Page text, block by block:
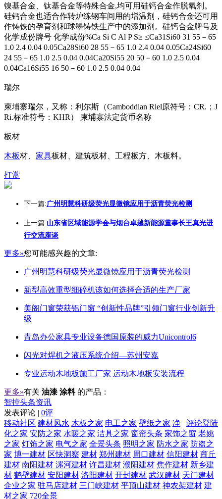
镍基合金、钛基合金等特殊合金,均可用硅钙合金作脱氧剂。
硅钙合金也适合作转炉练钢车间用的增温剂，硅钙合金还可用
作铸铁的孕育剂和球墨铸铁生产中的添加剂。硅钙合金牌号及
化学成份牌号 化学成份%Ca Si C Al P S≥ ≤Ca31Si60 31 55－65
1.0 2.4 0.04 0.05Ca28Si60 28 55－65 1.0 2.4 0.04 0.05Ca24Si60
24 55－65 1.0 2.5 0.04 0.04Ca20Si55 20 50－60 1.0 2.5 0.04
0.04Ca16Si55 16 50－60 1.0 2.5 0.04 0.04
瑞尔
柬埔寨瑞尔，又称：利尔斯（Camboddian Riel原符号：CR.；J
Ri.标准符号：KHR） 柬埔寨法定货币名称
板材
木板材、 家具板材、建筑板材、工程板方、木板料。
打赏
下一篇:广州明慧科研级荧光显微镜应用于沥青荧光检测
上一篇:山东省区域能源学会与烟台卓越新能源董事长王真光进
行交流座谈
更多»您可能感兴趣的文章:
广州明慧科研级荧光显微镜应用于沥青荧光检测
新型高效重型细碎机该如何选择合适的生产厂家
美阁门窗荣获铝门窗 “创新性品牌”引领门窗行业创新升
级
青岛办公家具专业设备德国原装的威力Unicontrol6
闪光对焊机之液压系统介绍—苏州安嘉
专业运动木地板施工厂家 运动木地板安装流程
更多»有关 油漆 涂料 的产品：
智控头条资讯
发表评论 | 0评
评论登陆
移动社区 建材风水 木板之家 电工之家 壁纸之家 净
化之家 安防之家 水暖之家 洁具之家 窗帘头条 家饰之窗 老姚
之家 灯饰之家 电气之家 全景头条 照明之家 防水之家 防盗之
家 博一建材 区快洞察 建材 郑州建材 周口建材 信阳建材 商丘
建材 南阳建材 漯河建材 许昌建材 濮阳建材 焦作建材 新乡建
材 鹤壁建材 安阳建材 洛阳建材 开封建材 武汉建材 天门建材
企业之家 驻马店建材 三门峡建材 平顶山建材 神农架建材 建
材之家 720全景